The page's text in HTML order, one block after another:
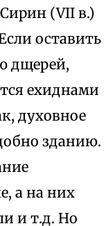
(VII в.)
оставить
дщерей,
ехиднами
духовное
зданию.
а на них
и т.д. Но